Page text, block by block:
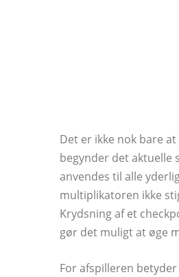
Det er ikke nok bare
begynder det aktuelle
anvendes til alle
multiplikatoren ikke
Krydsning af et
gør det muligt at øge
For afspilleren